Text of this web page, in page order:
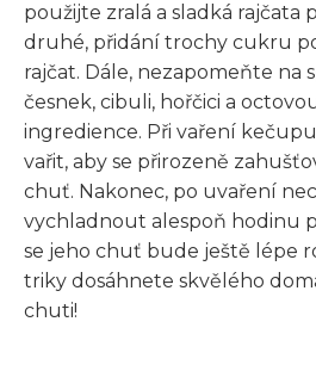
použijte zralá a sladká rajčata
druhé, přidání trochy cukru
rajčat. Dále, nezapomeňte na
česnek, cibuli, hořčici a
ingredience. Při vaření
vařit, aby se přirozeně
chuť. Nakonec, po uvaření
vychladnout alespoň hodinu
se jeho chuť bude ještě lépe
triky dosáhnete skvělého
chuti!